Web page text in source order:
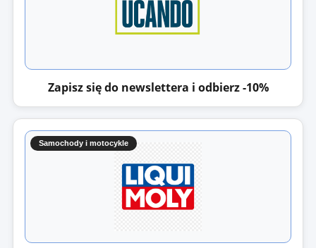
Zapisz się do newslettera i odbierz -10%
Samochody i motocykle